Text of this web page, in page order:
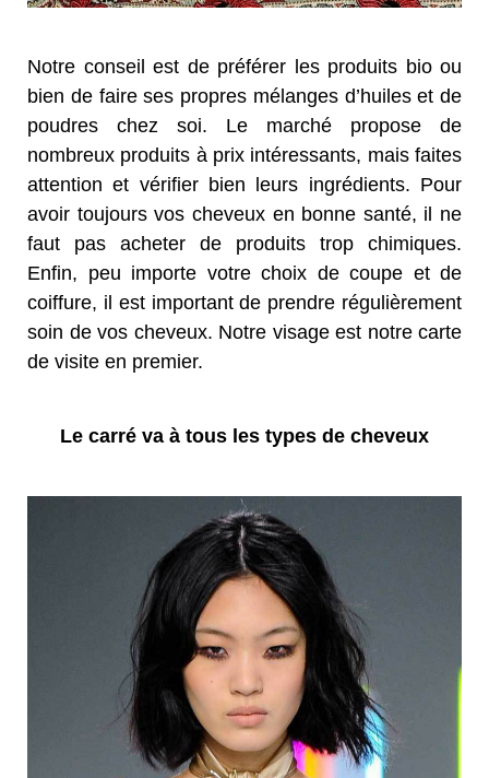
Notre conseil est de préférer les produits bio ou
bien de faire ses propres mélanges d’huiles et de
poudres chez soi. Le marché propose de
nombreux produits à prix intéressants, mais faites
attention et vérifier bien leurs ingrédients. Pour
avoir toujours vos cheveux en bonne santé, il ne
faut pas acheter de produits trop chimiques.
Enfin, peu importe votre choix de coupe et de
coiffure, il est important de prendre régulièrement
soin de vos cheveux. Notre visage est notre carte
de visite en premier.
Le carré va à tous les types de cheveux